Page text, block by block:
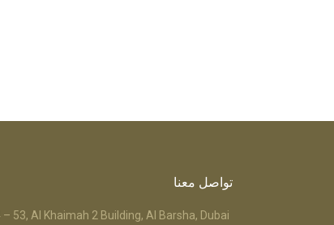
تواصل معنا
– 53, Al Khaimah 2 Building, Al Barsha, Dubai